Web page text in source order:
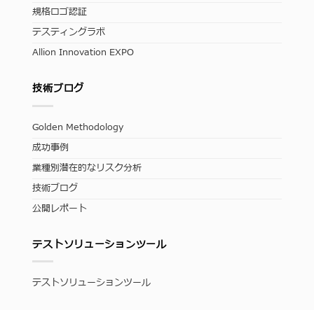
規格ロゴ認証
テスティングラボ
Allion Innovation EXPO
技術ブログ
Golden Methodology
成功事例
業種別潜在的なリスク分析
技術ブログ
公開レポート
テストソリューションツール
テストソリューションツール